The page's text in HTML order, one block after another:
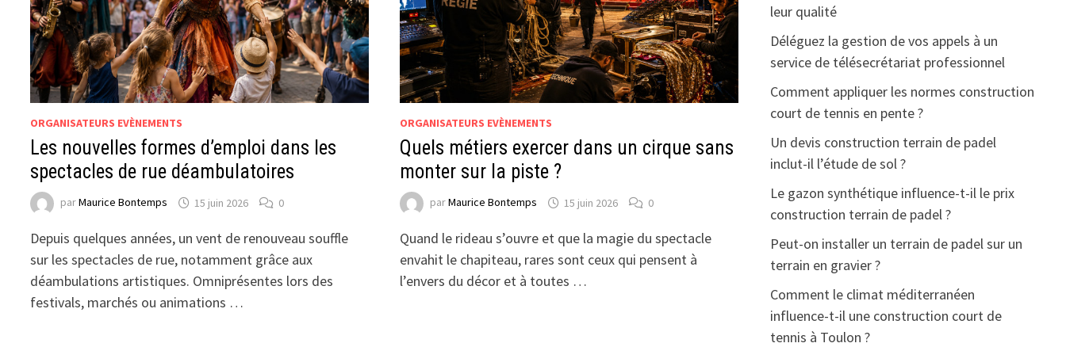
ORGANISATEURS EVÈNEMENTS
Les nouvelles formes d’emploi dans les
spectacles de rue déambulatoires
parMaurice Bontemps 15 juin 2026 0
Depuis quelques années, un vent de renouveau souffle
sur les spectacles de rue, notamment grâce aux
déambulations artistiques. Omniprésentes lors des
festivals, marchés ou animations …
ORGANISATEURS EVÈNEMENTS
Quels métiers exercer dans un cirque sans
monter sur la piste ?
parMaurice Bontemps 15 juin 2026 0
Quand le rideau s’ouvre et que la magie du spectacle
envahit le chapiteau, rares sont ceux qui pensent à
l’envers du décor et à toutes …
leur qualité
Déléguez la gestion de vos appels à un
service de télésecrétariat professionnel
Comment appliquer les normes construction
court de tennis en pente ?
Un devis construction terrain de padel
inclut-il l’étude de sol ?
Le gazon synthétique influence-t-il le prix
construction terrain de padel ?
Peut-on installer un terrain de padel sur un
terrain en gravier ?
Comment le climat méditerranéen
influence-t-il une construction court de
tennis à Toulon ?